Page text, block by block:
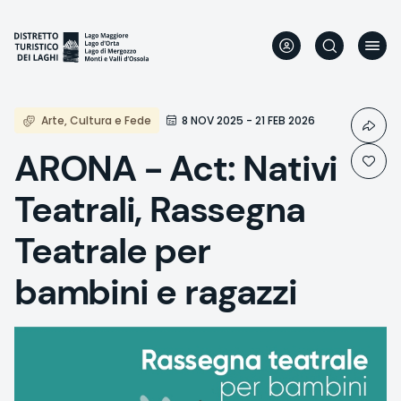
Inhalt
Arte, Cultura e Fede 8 NOV 2025 - 21 FEB 2026
ARONA - Act: Nativi
Teatrali, Rassegna
Teatrale per
bambini e ragazzi